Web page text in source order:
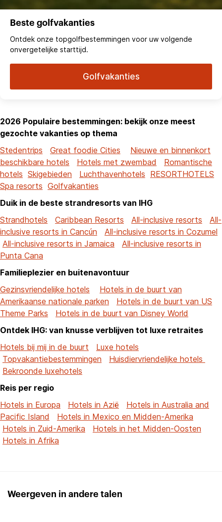
Beste golfvakanties
Ontdek onze topgolfbestemmingen voor uw volgende
onvergetelijke starttijd.
Golfvakanties
2026 Populaire bestemmingen: bekijk onze meest
gezochte vakanties op thema
Stedentrips
Great foodie Cities
Nieuwe en binnenkort
beschikbare hotels
Hotels met zwembad
Romantische
hotels Skigebieden Luchthavenhotels RESORTHOTELS
Spa resorts Golfvakanties
Duik in de beste strandresorts van IHG
Strandhotels
Caribbean Resorts All-inclusive resorts
All-
inclusive resorts in Cancún
All-inclusive resorts in Cozumel
All-inclusive resorts in Jamaica
All-inclusive resorts in
Punta Cana
Familieplezier en buitenavontuur
Gezinsvriendelijke hotels
Hotels in de buurt van
Amerikaanse nationale parken
Hotels in de buurt van US
Theme Parks
Hotels in de buurt van Disney World
Ontdek IHG: van knusse verblijven tot luxe retraites
Hotels bij mij in de buurt
Luxe hotels
Topvakantiebestemmingen
Huisdiervriendelijke hotels
Bekroonde luxehotels
Reis per regio
Hotels in Europa
Hotels in Azië
Hotels in Australia and
Pacific Island
Hotels in Mexico en Midden-Amerika
Hotels in Zuid-Amerika
Hotels in het Midden-Oosten
Hotels in Afrika
Weergeven in andere talen